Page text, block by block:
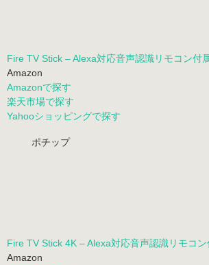
Fire TV Stick – Alexa対応音声認識リモコン付
Amazon
Amazonで探す
楽天市場で探す
Yahooショッピングで探す
ポチップ
Fire TV Stick 4K – Alexa対応音声認識リモコン
Amazon